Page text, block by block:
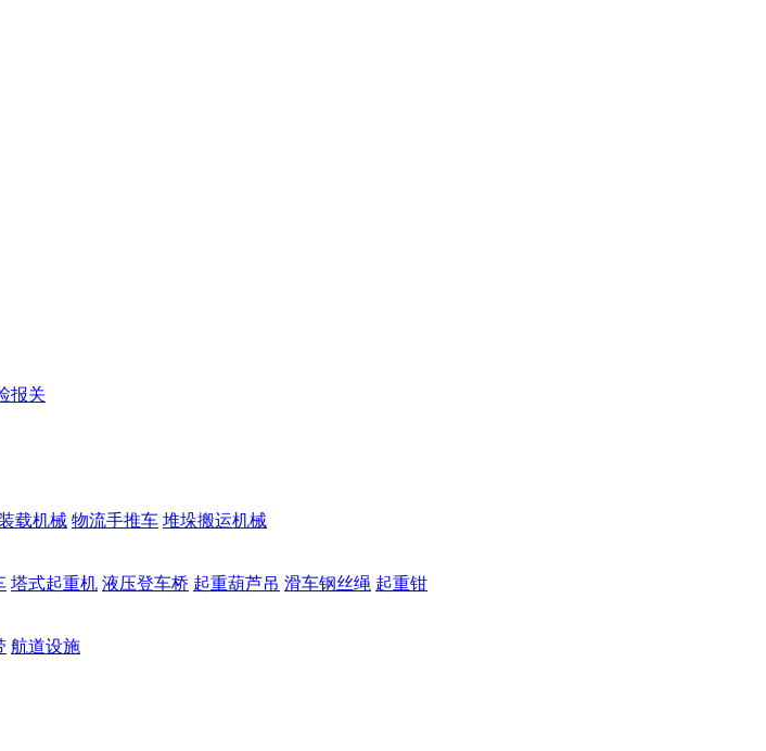
报关
载机械 物流手推车 堆垛搬运机械
塔式起重机 液压登车桥 起重葫芦吊 滑车钢丝绳 起重钳
航道设施